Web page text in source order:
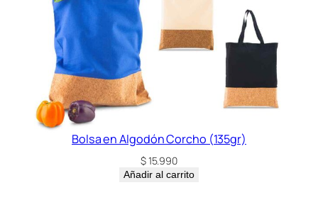
Bolsa en Algodón Corcho (135gr)
$15.990
Añadir al carrito